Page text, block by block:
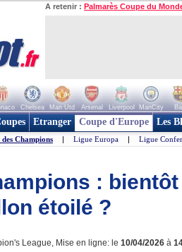
A retenir : Palmarès Coupe du
Chelsea Man Utd Arsenal Liverpool ManCity
Etranger Coupe d'Europe Les
Champions | Ligue Europa | Ligue
:
étoilé ?
League, Mise en ligne: le 10/04/2026 à